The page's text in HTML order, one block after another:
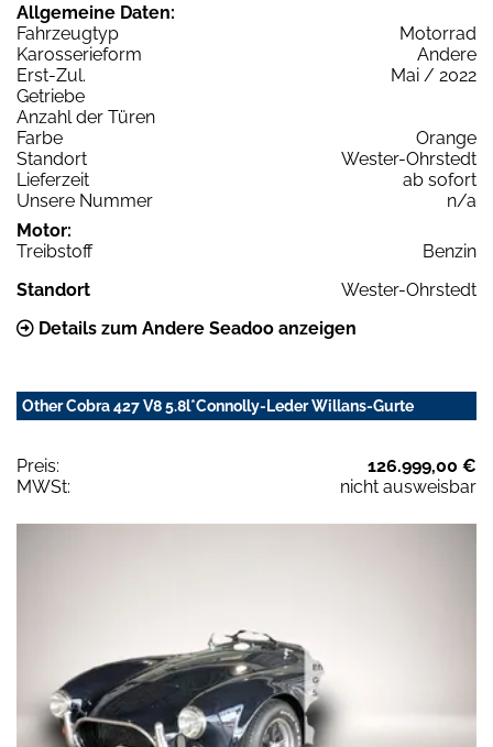
Allgemeine Daten:
Fahrzeugtyp
Motorrad
Karosserieform
Andere
Erst-Zul.
Mai / 2022
Getriebe
Anzahl der Türen
Farbe
Orange
Standort
Wester-Ohrstedt
Lieferzeit
ab sofort
Unsere Nummer
n/a
Motor:
Treibstoff
Benzin
Standort
Wester-Ohrstedt
Details zum Andere Seadoo anzeigen
Other Cobra 427 V8 5.8l*Connolly-Leder Willans-Gurte
Preis:
126.999,00 €
MWSt:
nicht ausweisbar